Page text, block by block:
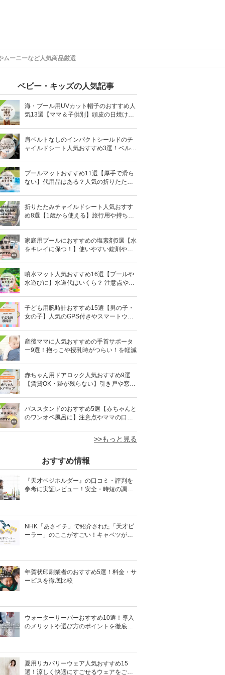
ムーニーなど人気商品厳選
ベビー・キッズの人気記事
海・プール用UVカット帽子のおすすめ人
気13選【ママ＆子供別】頭皮の日焼け対
肩ベルトなしのインパクトシールドのチ
ャイルドシート人気おすすめ3選！ベルト
プールマットおすすめ11選【厚手で滑ら
ない】代用品はある？人気の折りたたみ
折りたたみチャイルドシート人気おすす
め8選【1歳から使える】旅行用や持ち運
家庭用プールにおすすめの塩素剤5選【水
をキレイに保つ！】使いやすい錠剤やパ
噴水マット人気おすすめ16選【プールや
水遊びに】水道代はいくら？ 注意点やデ
子ども用腕時計おすすめ15選【男の子・
女の子】人気のGPS付きやスマートウォ
産後ママに人気おすすめの手首サポータ
ー9選！抱っこや授乳時がつらい！を軽減
赤ちゃん用ドアロック人気おすすめ9選
【賃貸OK・跡が残らない】引き戸や窓対
バススタンドのおすすめ5選【赤ちゃんと
のワンオペ風呂に】注意点やママの口コ
>>もっと見る
おすすめ情報
『天才ベジホルダー』の口コミ・評判を
参考に実証レビュー！安全・時短の調理
NHK「あさイチ」で紹介された「天才ピ
ーラー」のここがすごい！キャベツがほ
年賀状印刷業者のおすすめ5選！料金・サ
ービスを徹底比較
ウォーターサーバーおすすめ10選！導入
のメリットや選び方のポイントを徹底解
夏用リカバリーウェア人気おすすめ15
選！涼しく快適にすごせるウェアをご紹